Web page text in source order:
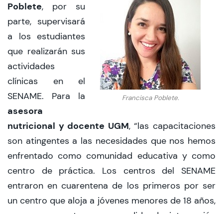
Francisca Poblete.
Poblete, por su
parte, supervisará
a los estudiantes
que realizarán sus
actividades
clínicas en el
SENAME. Para la
asesora
nutricional y docente UGM, “las capacitaciones
son atingentes a las necesidades que nos hemos
enfrentado como comunidad educativa y como
centro de práctica. Los centros del SENAME
entraron en cuarentena de los primeros por ser
un centro que aloja a jóvenes menores de 18 años,